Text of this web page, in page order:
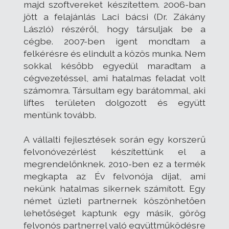
majd szoftvereket készítettem. 2006-ban
jött a felajánlás Laci bácsi (Dr. Zákány
László) részéről, hogy társuljak be a
cégbe. 2007-ben igent mondtam a
felkérésre és elindult a közös munka. Nem
sokkal később egyedül maradtam a
cégvezetéssel, ami hatalmas feladat volt
számomra. Társultam egy barátommal, aki
liftes területen dolgozott és együtt
mentünk tovább.
A vállalti fejlesztések során egy korszerű
felvonóvezérlést készítettünk el a
megrendelőnknek. 2010-ben ez a termék
megkapta az Év felvonója díjat, ami
nekünk hatalmas sikernek számított. Egy
német üzleti partnernek köszönhetően
lehetőséget kaptunk egy másik, görög
felvonós partnerrel való együttműködésre